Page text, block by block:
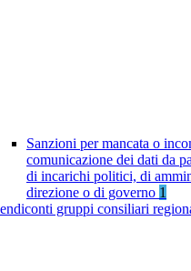
Sanzioni per mancata o
comunicazione dei dati da
di incarichi politici, di
direzione o di governo 1
gruppi consiliari